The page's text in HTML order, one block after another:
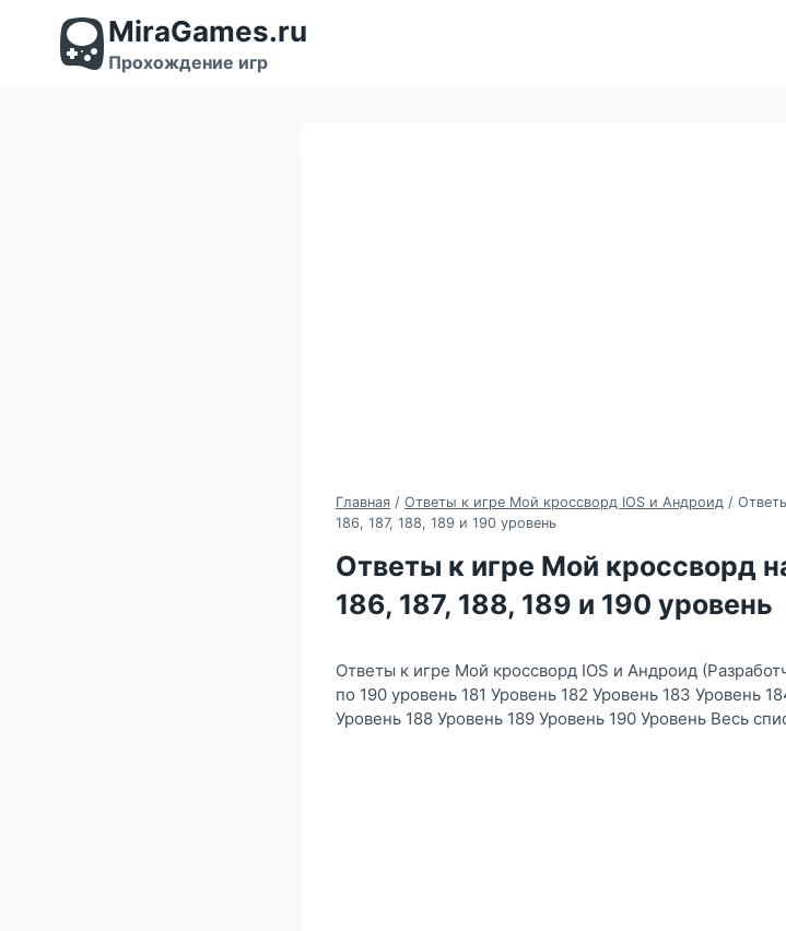
содержимому
MiraGames.ru
Прохождение игр
Главная / Ответы к игре Мой кроссворд IOS и Андроид /
186, 187, 188, 189 и 190 уровень
Ответы к игре Мой кроссворд
186, 187, 188, 189 и 190 уровень
Ответы к игре Мой кроссворд IOS и Андроид
по 190 уровень 181 Уровень 182 Уровень 183 Уровень
Уровень 188 Уровень 189 Уровень 190 Уровень Весь